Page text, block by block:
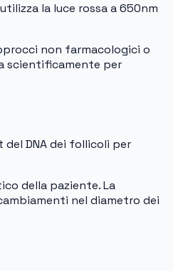
la luce rossa a 650nm
non farmacologici o
scientificamente per
DNA dei follicoli per
della paziente. La
nel diametro dei